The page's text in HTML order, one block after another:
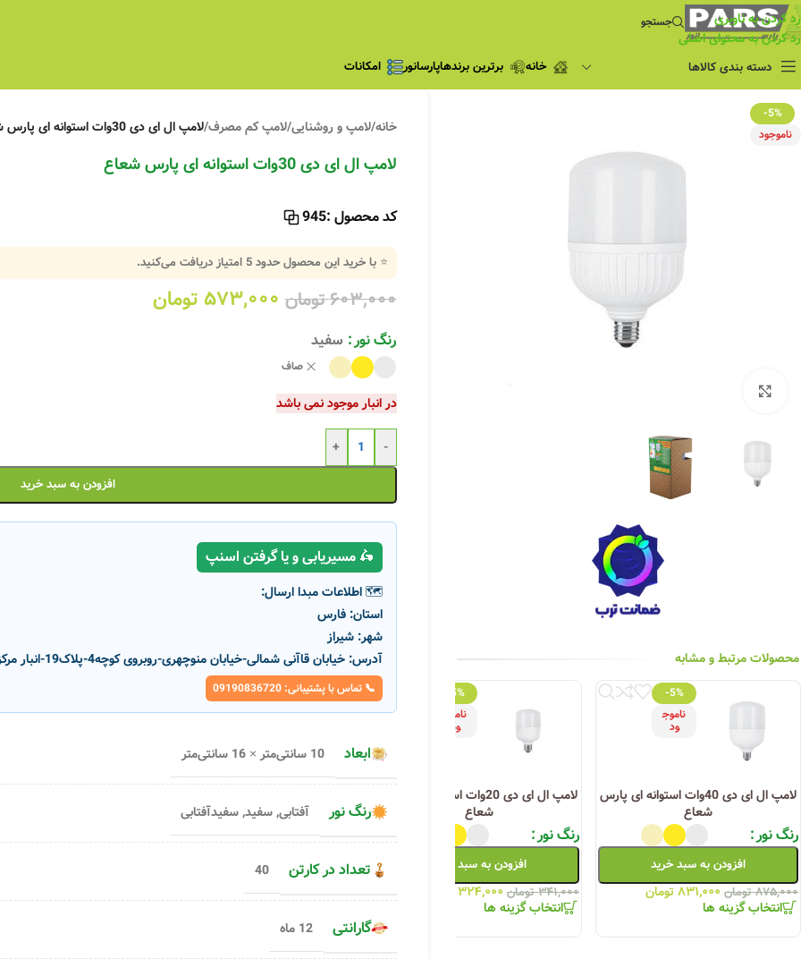
رد کردن به ناوبری
رد کردن به محتوای اصلی
جستجو
دسته بندی کالاها
چراغ مطالعه
چراغ خطی
خانه برترین برندهاپارسانور امکانات
-5%
ناموجود
محصولات مرتبط و مشابه
-5%
ناموج
ود
لامپ ال ای دی 40وات استوانه ای پارس
شعاع
رنگ نور
افزودن به سبد خرید
۸۷۵,۰۰۰ تومان ۸۳۱,۰۰۰تومان
انتخاب گزینه ها
-5%
ناموج
ود
لامپ ال ای دی 20وات استوانه ای پارس
شعاع
رنگ نور
افزودن به سبد خرید
۳۴۱,۰۰۰ تومان ۳۲۴,۰۰۰
انتخاب گزینه ها
-5%
ناموج
شعاع
کد محصول :15122
افزودن به سبد خرید
انتخاب گزینه ها
ناموج
انتخاب گزینه ها
خانه/لامپ و روشنایی/لامپ کم مصرف/لامپ ال ای دی 30وات استوانه ای پارس شعاع
لامپ ال ای دی 30وات استوانه ای پارس شعاع
کد محصول :945
⭐ با خرید این محصول حدود5 امتیاز دریافت می‌کنید.
۶۰۳,۰۰۰تومان ۵۷۳,۰۰۰ تومان
رنگ نور سفید
صاف
در انبار موجود نمی باشد
-
+
افزودن به سبد خرید
🛵 مسیریابی و یا گرفتن اسنپ
🗺️ اطلاعات مبدا ارسال:
استان:فارس
شهر:شیراز
آدرس:خیابان قاآنی شمالی-خیابان منوچهری-روبروی کوچه4-پلاک19-انبار مرکزی پارسانور
📞 تماس با پشتیبانی: 09190836720
ابعاد 10 سانتی‌متر × 16 سانتی‌متر
رنگ نور آفتابی,سفید,سفیدآفتابی
تعداد در کارتن 40
گارانتی 12 ماه